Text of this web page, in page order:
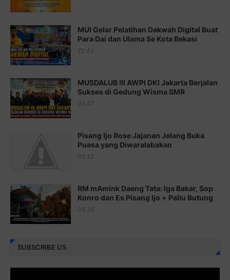
Juz 17 ⇨http://j.mp/2brHsFz
Juz 18 ⇨http://j.mp/2b8SCfc
Juz 19 ⇨http://j.mp/2bFSq95
Juz 20 ⇨http://j.mp/2brI1zc
Juz 21 ⇨http://j.mp/2b8VcBO
http://j.mp/2bFRxNP
http://j.mp/2brItxm
Juz 25 ⇨http://j.mp/2brImlf
Juz 26 ⇨http://j.mp/2bFRHF2
MUI Gelar Pelatihan Dakwah Digital Buat
Para Dai dan Ulama Se Kota Bekasi
22.42
MUSDALUB III AWPI DKI Jakarta Berjalan
Sukses di Gedung Wisma SMR
07.47
Pisang Ijo Rose Jajanan Jelang Buka
Puasa yang Diwaralabakan
02.52
RM mAmink Daeng Tata: Iga Bakar, Sop
Konro dan Es Pisang Ijo + Pallu Butung
05.35
SUBSCRIBE US